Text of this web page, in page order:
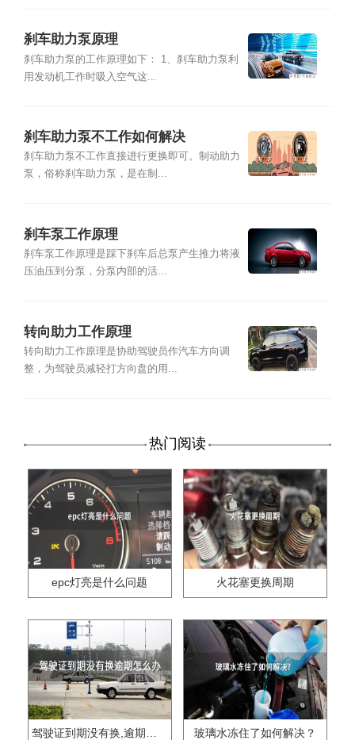
刹车助力泵原理
刹车助力泵的工作原理如下： 1、刹车助力泵利
用发动机工作时吸入空气这...
刹车助力泵不工作如何解决
刹车助力泵不工作直接进行更换即可。制动助力
泵，俗称刹车助力泵，是在制...
刹车泵工作原理
刹车泵工作原理是踩下刹车后总泵产生推力将液
压油压到分泵，分泵内部的活...
转向助力工作原理
转向助力工作原理是协助驾驶员作汽车方向调
整，为驾驶员减轻打方向盘的用...
热门阅读
epc灯亮是什么问题 火花塞更换周期
驾驶证到期没有换,逾期怎么办?? 玻璃水冻住了如何解决？